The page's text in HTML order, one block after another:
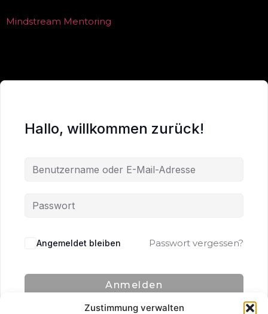
Zustimmung verwalten
Mindstream Mentoring
Hallo, willkommen zurück!
Angemeldet bleiben Passwort vergessen?
Anmelden